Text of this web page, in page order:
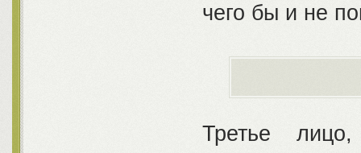
чего бы и не
Третье